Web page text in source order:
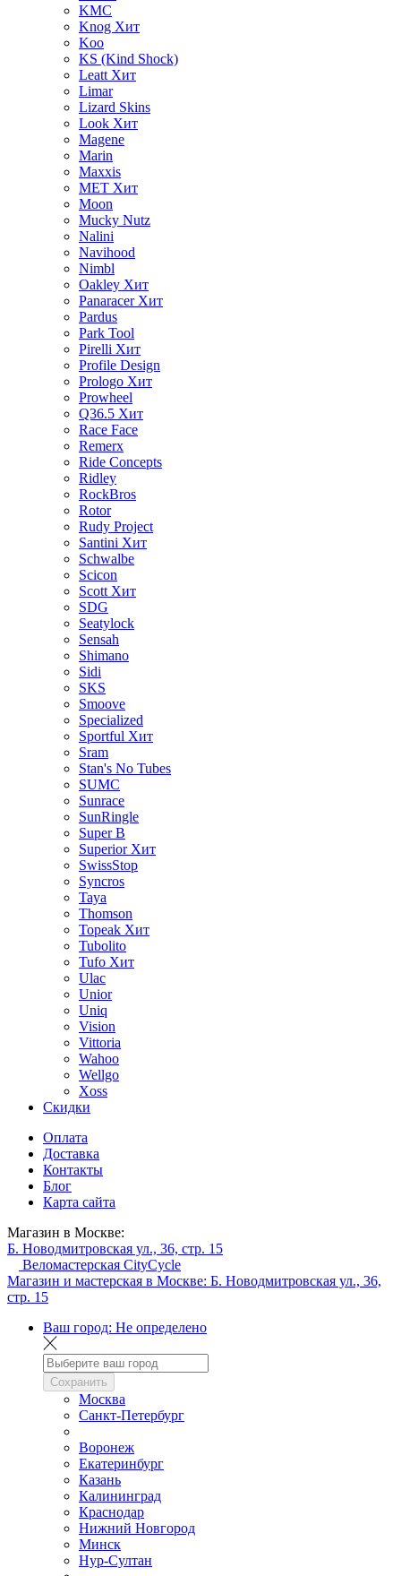
KMC
Knog Хит
Koo
KS (Kind Shock)
Leatt Хит
Limar
Lizard Skins
Look Хит
Magene
Marin
Maxxis
MET Хит
Moon
Mucky Nutz
Nalini
Navihood
Nimbl
Oakley Хит
Panaracer Хит
Pardus
Park Tool
Pirelli Хит
Profile Design
Prologo Хит
Prowheel
Q36.5 Хит
Race Face
Remerx
Ride Concepts
Ridley
RockBros
Rotor
Rudy Project
Santini Хит
Schwalbe
Scicon
Scott Хит
SDG
Seatylock
Sensah
Shimano
Sidi
SKS
Smoove
Specialized
Sportful Хит
Sram
Stan's No Tubes
SUMC
Sunrace
SunRingle
Super B
Superior Хит
SwissStop
Syncros
Taya
Thomson
Topeak Хит
Tubolito
Tufo Хит
Ulac
Unior
Uniq
Vision
Vittoria
Wahoo
Wellgo
Xoss
Скидки
Оплата
Доставка
Контакты
Блог
Карта сайта
Магазин в Москве:
Б. Новодмитровская ул., 36, стр. 15
Веломастерская CityCycle
Магазин и мастерская в Москве: Б. Новодмитровская ул., 36,
стр. 15
Ваш город: Не определено
Сохранить
Москва
Санкт-Петербург
Воронеж
Екатеринбург
Казань
Калининград
Краснодар
Нижний Новгород
Минск
Нур-Султан